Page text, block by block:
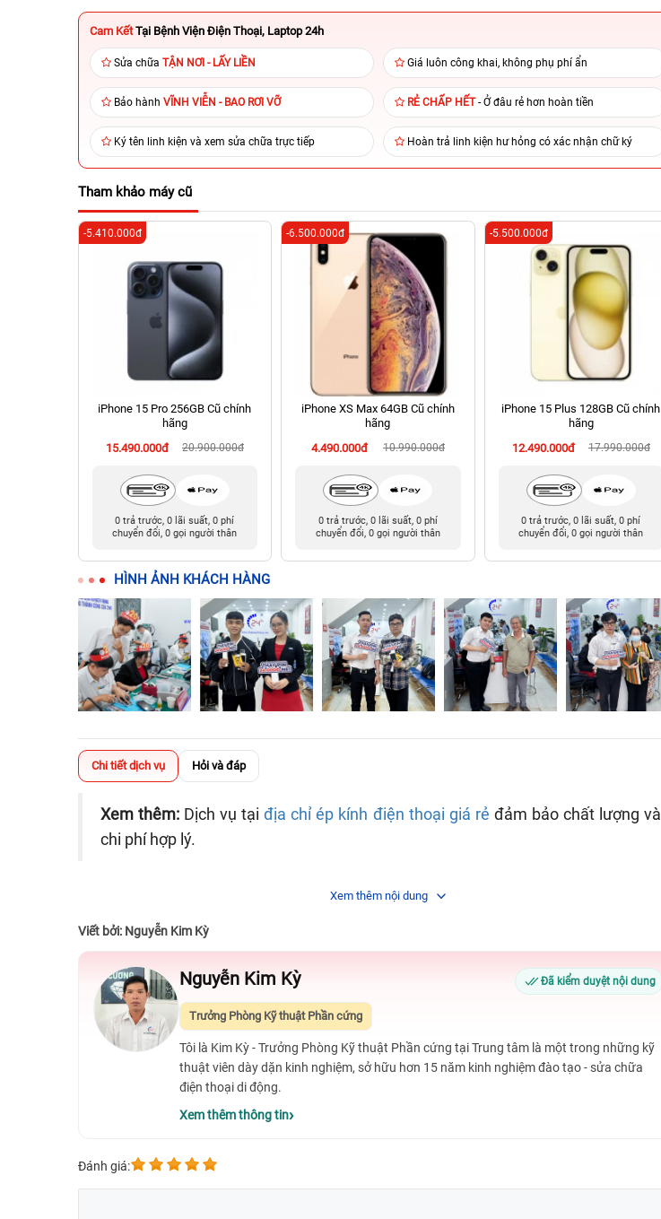
Cam Kết Tại Bệnh Viện Điện Thoại, Laptop 24h
Sửa chữa TẬN NƠI - LẤY LIỀN Giá luôn công khai, không phụ phí ẩn
Bảo hành VĨNH VIỄN - BAO RƠI VỠ RẺ CHẤP HẾT- Ở đâu rẻ hơn hoàn tiền
Ký tên linh kiện và xem sửa chữa trực tiếp Hoàn trả linh kiện hư hỏng có xác nhận chữ ký
Tham khảo máy cũ
iPhone 15 Pro 256GB Cũ chính
hãng
15.490.000đ
20.900.000đ
-5.410.000đ
0 trả trước, 0 lãi suất, 0 phí
chuyển đổi, 0 gọi người thân
iPhone XS Max 64GB Cũ chính
hãng
4.490.000đ
10.990.000đ
-6.500.000đ
0 trả trước, 0 lãi suất, 0 phí
chuyển đổi, 0 gọi người thân
iPhone 15 Plus 128GB Cũ chính
hãng
12.490.000đ
17.990.000đ
-5.500.000đ
0 trả trước, 0 lãi suất, 0 phí
chuyển đổi, 0 gọi người thân
HÌNH ẢNH KHÁCH HÀNG
Chi tiết dịch vụ Hỏi và đáp
Xem thêm: Dịch vụ tạiđịa chỉ ép kính điện thoại giá rẻ đảm bảo chất lượng và
chi phí hợp lý.
Xem thêm nội dung
Viết bởi: Nguyễn Kim Kỳ
Nguyễn Kim Kỳ Đã kiểm duyệt nội dung
Trưởng Phòng Kỹ thuật Phần cứng
Tôi là Kim Kỳ - Trưởng Phòng Kỹ thuật Phần cứng tại Trung tâm là một trong những kỹ
thuật viên dày dặn kinh nghiệm, sở hữu hơn 15 năm kinh nghiệm đào tạo - sửa chữa
điện thoại di động.
Xem thêm thông tin
Đánh giá: